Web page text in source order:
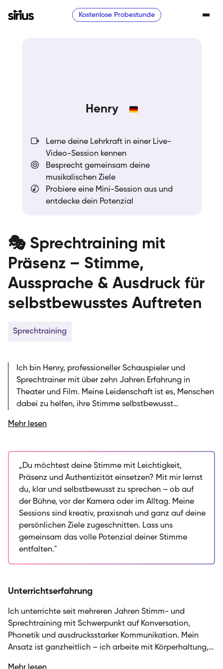
Kostenlose Probestunde
🎭 Sprechtraining mit
Präsenz – Stimme,
Aussprache & Ausdruck für
selbstbewusstes Auftreten
Sprechtraining
Ich bin Henry, professioneller Schauspieler und
Sprechtrainer mit über zehn Jahren Erfahrung in
Theater und Film. Meine Leidenschaft ist es, Menschen
dabei zu helfen, ihre Stimme selbstbewusst
Authentizität zu kommunizieren. Ich unterrichte bei
Unterricht Technik mit Kreativität und Präsenz. Mein
Ansatz ist ganzheitlich: Ich arbeite mit Körperhaltung,
Atmung und Mimik, um den ganzen Körper in den
Sprechprozess einzubeziehen. Ob du an deiner
Aussprache feilen, mehr Sicherheit beim Sprechen
entwickeln oder deine Bühnenpräsenz stärken
möchtest – ich gestalte jede Einheit praxisnah und
individuell auf deine persönlichen Ziele zugeschnitten.
Gemeinsam arbeiten wir an natürlichem Rhythmus,
dabei unterstützen, mit Leichtigkeit und
Überzeugungskraft zu kommunizieren.
Mehr lesen
„Du möchtest deine Stimme mit Leichtigkeit,
Präsenz und Authentizität einsetzen? Mit mir lernst
du, klar und selbstbewusst zu sprechen – ob auf
der Bühne, vor der Kamera oder im Alltag. Meine
Sessions sind kreativ, praxisnah und ganz auf deine
persönlichen Ziele zugeschnitten. Lass uns
gemeinsam das volle Potenzial deiner Stimme
entfalten."
Unterrichtserfahrung
Ich unterrichte seit mehreren Jahren Stimm- und
Sprechtraining mit Schwerpunkt auf Konversation,
Phonetik und ausdrucksstarker Kommunikation. Mein
Ansatz ist ganzheitlich – ich arbeite mit Körperhaltung,
Henry
Lerne deine Lehrkraft in einer Live-
Video-Session kennen
Besprecht gemeinsam deine
musikalischen Ziele
Probiere eine Mini-Session aus und
entdecke dein Potenzial